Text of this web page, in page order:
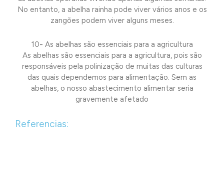
No entanto, a abelha rainha pode viver vários anos e os
zangões podem viver alguns meses.
10- As abelhas são essenciais para a agricultura
As abelhas são essenciais para a agricultura, pois são
responsáveis pela polinização de muitas das culturas
das quais dependemos para alimentação. Sem as
abelhas, o nosso abastecimento alimentar seria
gravemente afetado
Referencias: